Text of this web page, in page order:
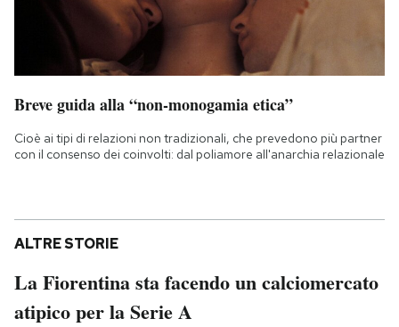
Breve guida alla “non-monogamia etica”
Cioè ai tipi di relazioni non tradizionali, che prevedono più partner
con il consenso dei coinvolti: dal poliamore all'anarchia relazionale
ALTRE STORIE
La Fiorentina sta facendo un calciomercato
atipico per la Serie A